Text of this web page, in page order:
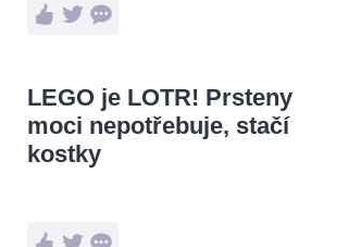
LEGO je LOTR! Prsteny
moci nepotřebuje, stačí
kostky